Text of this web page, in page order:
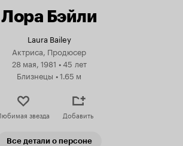
Лора Бэйли
Laura Bailey
Актриса, Продюсер
28 мая, 1981 •45 лет
Близнецы •1.65 м
звезда Добавить
Все детали о персоне